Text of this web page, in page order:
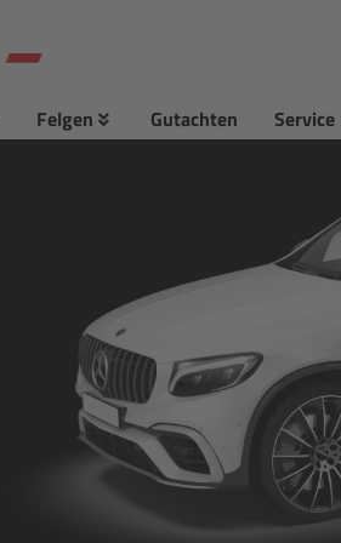
Felgen Gutachten Service